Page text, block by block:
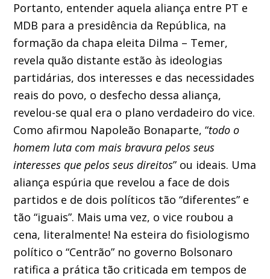
Portanto, entender aquela aliança entre PT e
MDB para a presidência da República, na
formação da chapa eleita Dilma – Temer,
revela quão distante estão às ideologias
partidárias, dos interesses e das necessidades
reais do povo, o desfecho dessa aliança,
revelou-se qual era o plano verdadeiro do vice.
Como afirmou Napoleão Bonaparte, “todo o
homem luta com mais bravura pelos seus
interesses que pelos seus direitos” ou ideais. Uma
aliança espúria que revelou a face de dois
partidos e de dois políticos tão “diferentes” e
tão “iguais”. Mais uma vez, o vice roubou a
cena, literalmente! Na esteira do fisiologismo
político o “Centrão” no governo Bolsonaro
ratifica a prática tão criticada em tempos de